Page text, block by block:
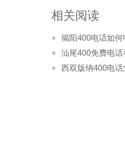
相关阅读
揭阳400电话如何
西双版纳400电话